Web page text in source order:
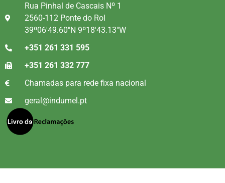
Rua Pinhal de Cascais Nº 1
2560-112 Ponte do Rol
39º06'49.60"N 9º18'43.13"W
+351 261 331 595
+351 261 332 777
Chamadas para rede fixa nacional
geral@indumel.pt